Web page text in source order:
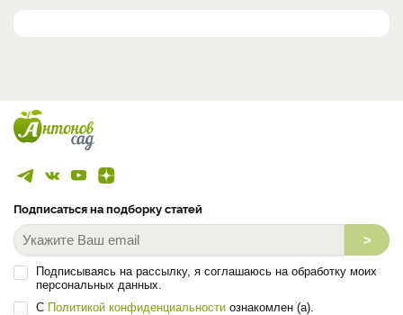
Подписаться на подборку статей
>
Подписываясь на рассылку, я соглашаюсь на обработку моих
персональных данных.
С Политикой конфиденциальности ознакомлен (а).